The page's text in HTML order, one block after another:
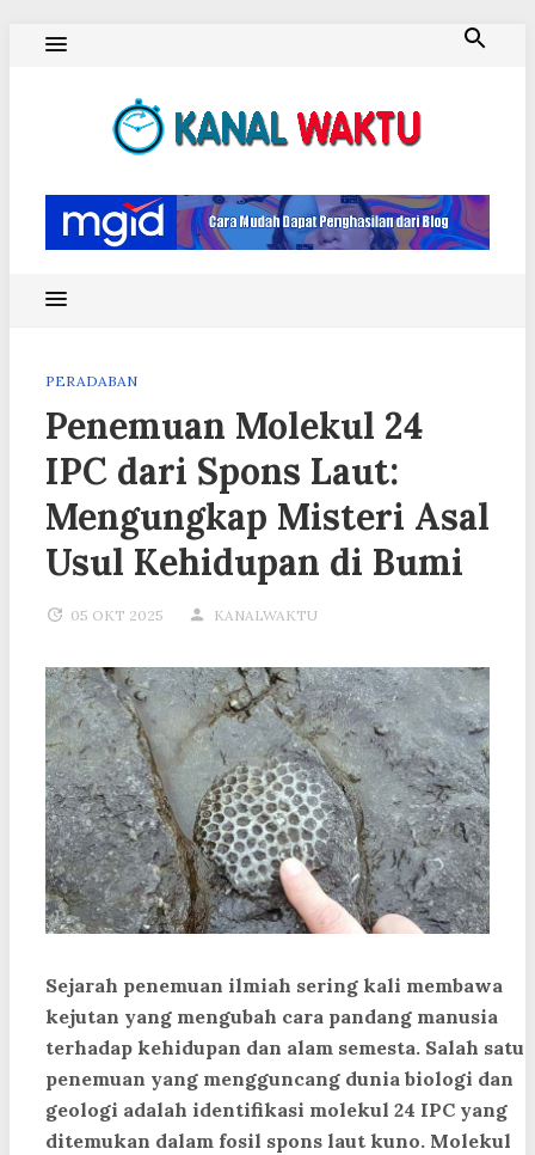
PERADABAN
Penemuan Molekul 24
IPC dari Spons Laut:
Mengungkap Misteri Asal
Usul Kehidupan di Bumi
05 OKT 2025 KANALWAKTU
Sejarah penemuan ilmiah sering kali membawa
kejutan yang mengubah cara pandang manusia
terhadap kehidupan dan alam semesta. Salah satu
penemuan yang mengguncang dunia biologi dan
geologi adalah identifikasi molekul 24 IPC yang
ditemukan dalam fosil spons laut kuno. Molekul